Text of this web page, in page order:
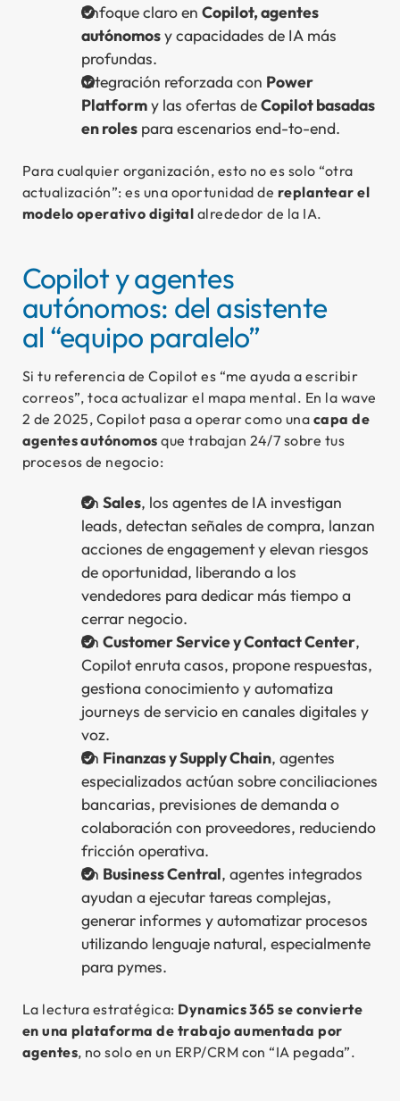
Enfoque claro en Copilot, agentes
autónomosy capacidades de IA más
profundas.
Integración reforzada con Power
Platformy las ofertas deCopilot basadas
en rolespara escenarios end-to-end.
Para cualquier organización, esto no es solo “otra
actualización”: es una oportunidad de replantear el
modelo operativo digital alrededor de la IA.
Copilot y agentes
autónomos: del asistente
al “equipo paralelo”
Si tu referencia de Copilot es “me ayuda a escribir
correos”, toca actualizar el mapa mental. En la wave
2 de 2025, Copilot pasa a operar como una capa de
agentes autónomos que trabajan 24/7 sobre tus
procesos de negocio:
En Sales, los agentes de IA investigan
leads, detectan señales de compra, lanzan
acciones de engagement y elevan riesgos
de oportunidad, liberando a los
vendedores para dedicar más tiempo a
cerrar negocio.
En Customer Service y Contact Center,
Copilot enruta casos, propone respuestas,
gestiona conocimiento y automatiza
journeys de servicio en canales digitales y
voz.
En Finanzas y Supply Chain, agentes
especializados actúan sobre conciliaciones
bancarias, previsiones de demanda o
colaboración con proveedores, reduciendo
fricción operativa.
En Business Central, agentes integrados
ayudan a ejecutar tareas complejas,
generar informes y automatizar procesos
utilizando lenguaje natural, especialmente
para pymes.
La lectura estratégica: Dynamics 365 se convierte
en una plataforma de trabajo aumentada por
agentes, no solo en un ERP/CRM con “IA pegada”.